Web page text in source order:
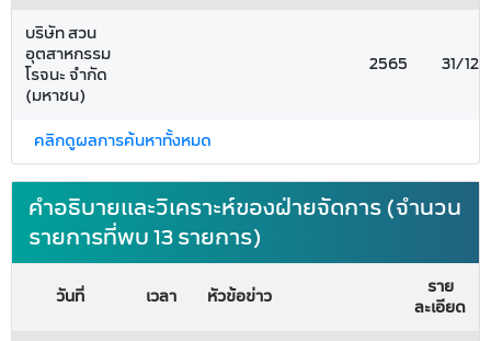
บริษัท สวน
อุตสาหกรรม
โรจนะ จำกัด
(มหาชน)
2565 31/
คลิกดูผลการค้นหาทั้งหมด
คำอธิบายและวิเคราะห์ของฝ่ายจัดการ (จำนวน
รายการที่พบ 13 รายการ)
วันที่ เวลา หัวข้อข่าว
ราย
ละเอียด